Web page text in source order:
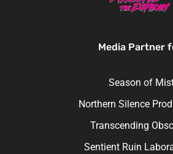
Media Partner
Season of
Northern Silence
Transcending
Sentient Ruin